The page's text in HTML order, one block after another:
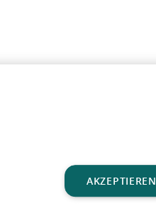
AKZEPTIEREN